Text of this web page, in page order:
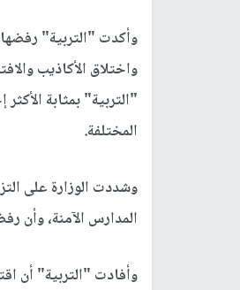
وأكدت "التربية"
واختلاق الأكاذيب
"التربية" بمثابة
المختلفة.
وشددت الوزارة على
المدارس الآمنة، وأن
وأفادت "التربية" أن